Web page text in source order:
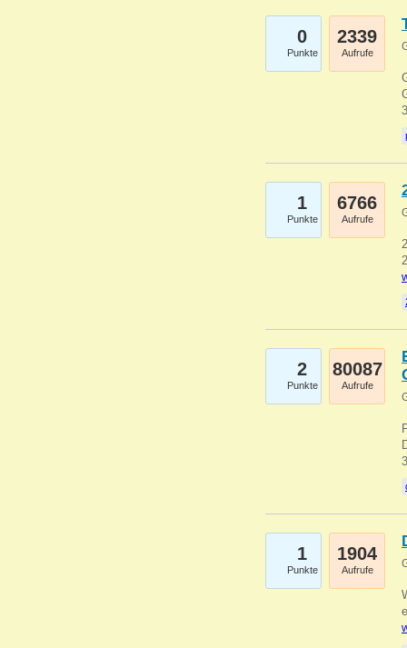
0
Punkte
2339
Aufrufe
1
Punkte
6766
Aufrufe
2
Punkte
80087
Aufrufe
1
Punkte
1904
Aufrufe